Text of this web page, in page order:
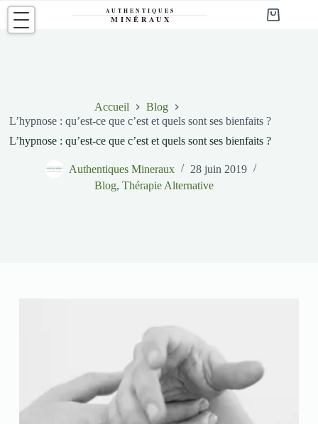
Passer
contenu
Panier
Accueil
Blog
L’hypnose : qu’est-ce que c’est et quels sont ses bienfaits ?
L’hypnose : qu’est-ce que c’est et quels sont ses bienfaits ?
Authentiques Mineraux
28 juin 2019
Blog,Thérapie Alternative